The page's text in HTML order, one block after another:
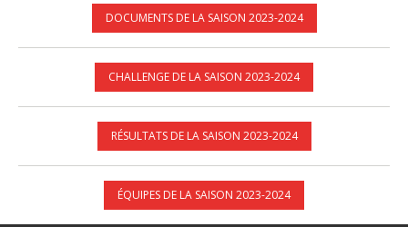
DOCUMENTS DE LA SAISON 2023-2024
CHALLENGE DE LA SAISON 2023-2024
RÉSULTATS DE LA SAISON 2023-2024
ÉQUIPES DE LA SAISON 2023-2024